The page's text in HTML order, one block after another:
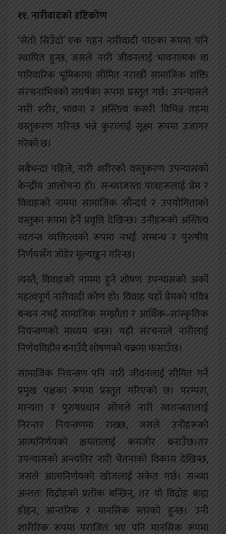
११. नारीवादको दृष्टिकोण
‘सेतो सिउँदो’ एक गहन नारीवादी पाठका रूपमा पनि
स्थापित हुन्छ, जसले नारी जीवनलाई भावनात्मक वा
पारिवारिक भूमिकामा सीमित नराखी सामाजिक शक्ति
संरचनाभित्रको संघर्षका रूपमा प्रस्तुत गर्छ। उपन्यासले
नारी शरीर, भावना र अस्तित्व कसरी विभिन्न तहमा
वस्तुकरण गरिन्छ भन्ने कुरालाई सूक्ष्म रूपमा उजागर
गरेको छ।
सबैभन्दा पहिले, नारी शरीरको वस्तुकरण उपन्यासको
केन्द्रीय आलोचना हो। सन्ध्याजस्ता पात्रहरूलाई प्रेम र
विवाहको नाममा सामाजिक सौन्दर्य र उपयोगिताको
वस्तुका रूपमा हेर्ने प्रवृत्ति देखिन्छ। उनीहरूको अस्तित्व
स्वतन्त्र व्यक्तित्वको रूपमा नभई सम्बन्ध र पुरुषीय
निर्णयसँग जोडेर मूल्याङ्कन गरिन्छ।
त्यस्तै, विवाहको नाममा हुने शोषण उपन्यासको अर्को
महत्वपूर्ण नारीवादी कोण हो। विवाह यहाँ प्रेमको पवित्र
बन्धन नभई सामाजिक सम्झौता र आर्थिक–सांस्कृतिक
नियन्त्रणको माध्यम बन्छ। यही संरचनाले नारीलाई
निर्णयविहीन बनाउँदै शोषणको चक्रमा फसाउँछ।
सामाजिक नियन्त्रण पनि नारी जीवनलाई सीमित गर्ने
प्रमुख पक्षका रूपमा प्रस्तुत गरिएको छ। परम्परा,
मान्यता र पुरुषप्रधान सोचले नारी स्वतन्त्रतालाई
निरन्तर नियन्त्रणमा राख्छ, जसले उनीहरूको
आत्मनिर्णयको क्षमतालाई कमजोर बनाउँछ।तर
उपन्यासको अन्त्यतिर नारी चेतनाको विकास देखिन्छ,
जसले आत्मनिर्णयको खोजलाई संकेत गर्छ। सन्ध्या
अन्ततः विद्रोहको प्रतीक बन्छिन्, तर यो विद्रोह बाह्य
होइन, आन्तरिक र मानसिक स्तरको हुन्छ। उनी
शारीरिक रूपमा पराजित भए पनि मानसिक रूपमा